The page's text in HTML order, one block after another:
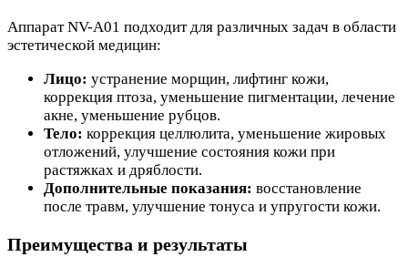
Аппарат NV-A01 подходит для различных задач в области
эстетической медицин:
Лицо: устранение морщин, лифтинг кожи,
коррекция птоза, уменьшение пигментации, лечение
акне, уменьшение рубцов.
Тело: коррекция целлюлита, уменьшение жировых
отложений, улучшение состояния кожи при
растяжках и дряблости.
Дополнительные показания: восстановление
после травм, улучшение тонуса и упругости кожи.
Преимущества и результаты